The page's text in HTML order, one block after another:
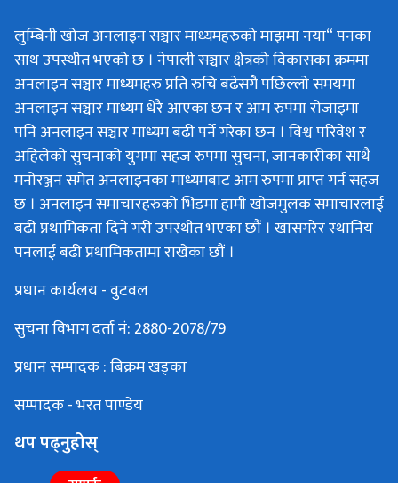
लुम्बिनी खोज अनलाइन सञ्चार माध्यमहरुको माझमा नया“ पनका
साथ उपस्थीत भएको छ । नेपाली सञ्चार क्षेत्रको विकासका क्रममा
अनलाइन सञ्चार माध्यमहरु प्रति रुचि बढेसगै पछिल्लो समयमा
अनलाइन सञ्चार माध्यम धेरै आएका छन र आम रुपमा रोजाइमा
पनि अनलाइन सञ्चार माध्यम बढी पर्ने गरेका छन । विश्व परिवेश र
अहिलेको सुचनाको युगमा सहज रुपमा सुचना, जानकारीका साथै
मनोरञ्जन समेत अनलाइनका माध्यमबाट आम रुपमा प्राप्त गर्न सहज
छ । अनलाइन समाचारहरुको भिडमा हामी खोजमुलक समाचारलाई
बढी प्रथामिकता दिने गरी उपस्थीत भएका छौं । खासगरेर स्थानिय
पनलाई बढी प्रथामिकतामा राखेका छौं ।
प्रधान कार्यलय - वुटवल
सुचना विभाग दर्ता नं: 2880-2078/79
प्रधान सम्पादक : बिक्रम खड्का
सम्पादक - भरत पाण्डेय
थप पढ्नुहोस्